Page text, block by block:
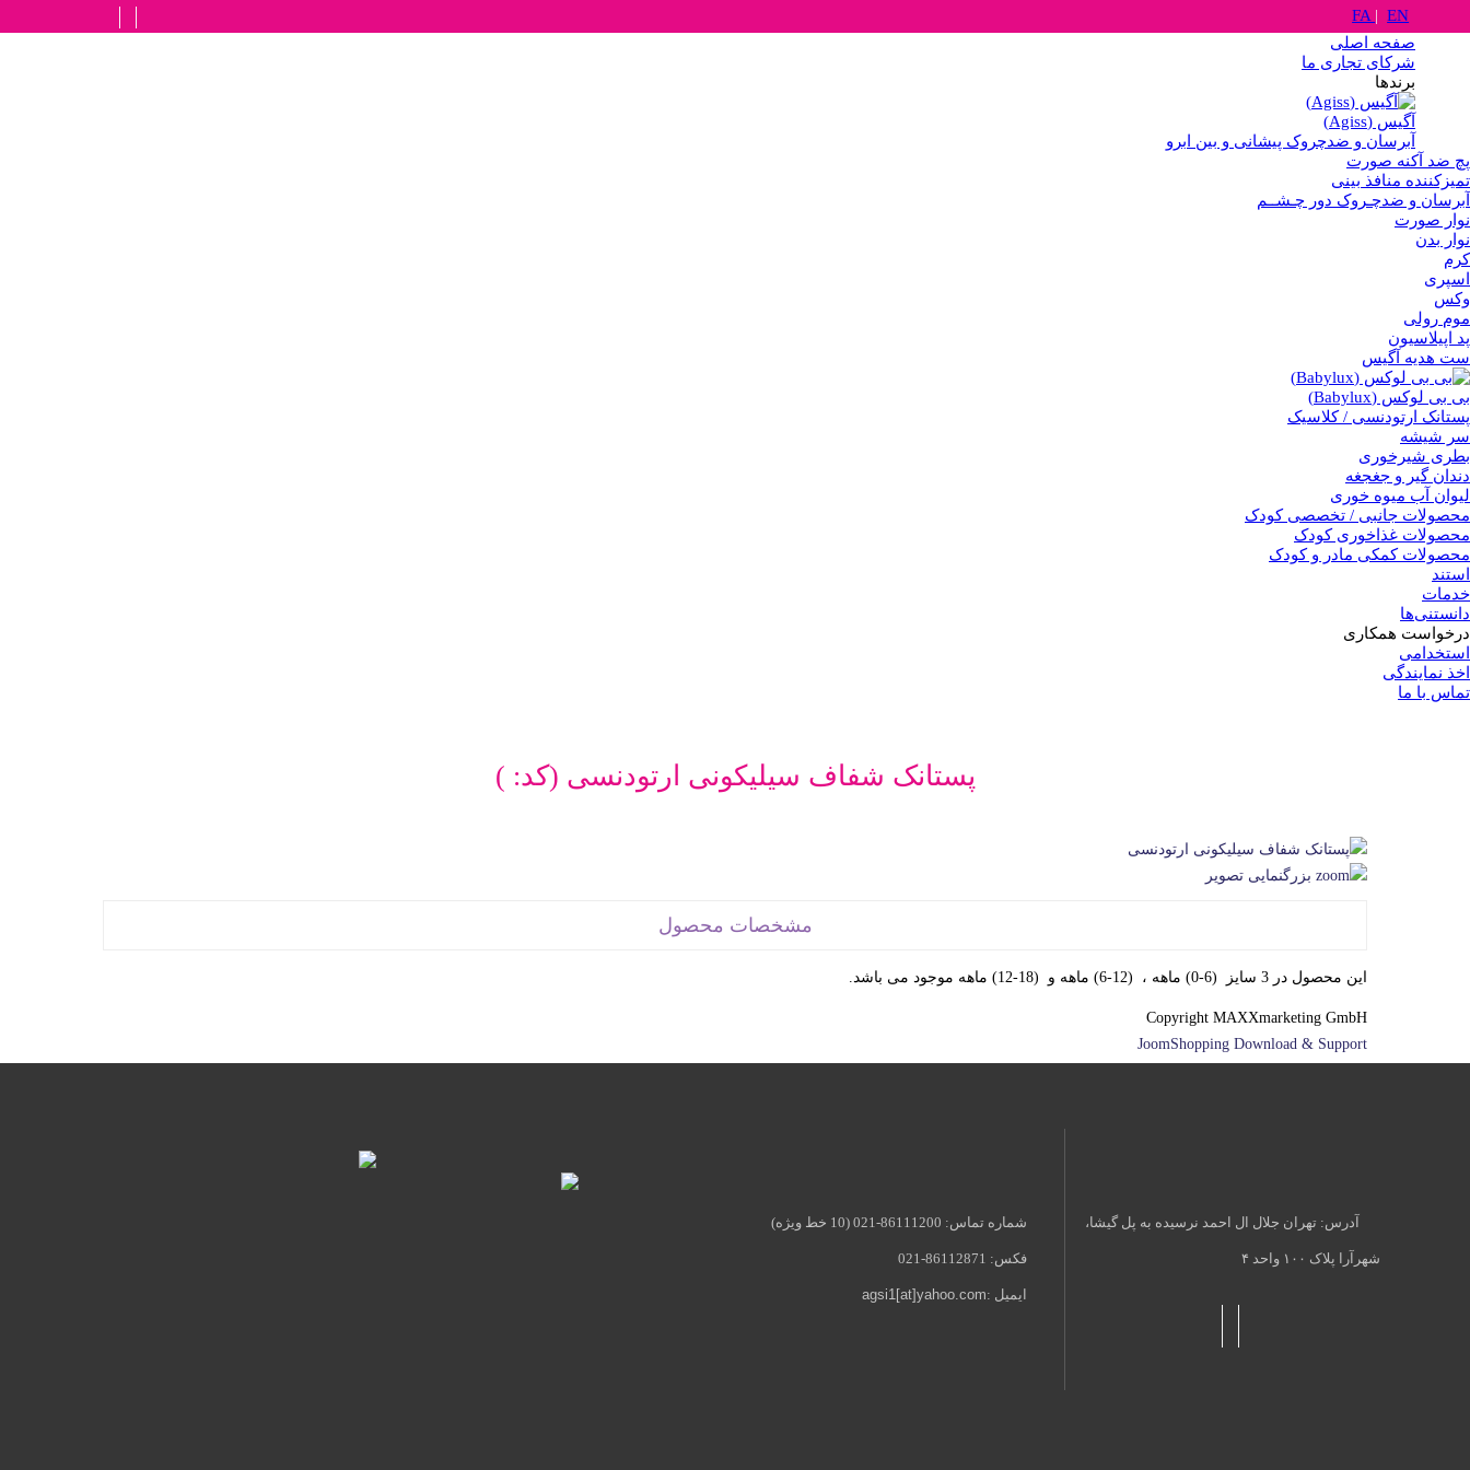
FA | EN
صفحه اصلی
شرکای تجاری ما
برندها
آگیس (Agiss)
آبرسان و ضدچروک پیشانی و بین ابرو
پچ ضد آکنه صورت
تمیزکننده منافذ بینی
آبرسان و ضدچـروک دور چـشــم
نوار صورت
نوار بدن
کرم
اسپری
وکس
موم رولی
پد اپیلاسیون
ست هدیه آگیس
بی بی لوکس (Babylux)
پستانک ارتودنسی / کلاسیک
سر شیشه
بطری شیرخوری
دندان گیر و جغجغه
لیوان آب میوه خوری
محصولات جانبی / تخصصی کودک
محصولات غذاخوری کودک
محصولات کمکی مادر و کودک
استند
خدمات
دانستنی‌ها
درخواست همکاری
استخدامی
اخذ نمایندگی
تماس با ما
پستانک شفاف سیلیکونی ارتودنسی (کد: )
بزرگنمایی تصویر
مشخصات محصول
این محصول در 3 سایز (6-0) ماهه ، (12-6) ماهه و (18-12) ماهه موجود می باشد.
Copyright MAXXmarketing GmbH
JoomShopping Download & Support
آدرس: تهران جلال ال احمد نرسیده به پل گیشا،
شهرآرا پلاک ۱۰۰ واحد ۴
شماره تماس: 86111200-021 (10 خط ویژه)
فکس: 86112871-021
ایمیل :agsi1[at]yahoo.com